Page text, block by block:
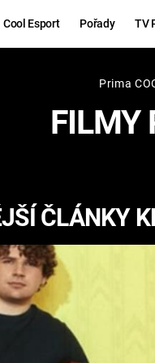
Cool Esport Pořady TV
Hry
COME:
Prima
FILMY
ČLÁNKY